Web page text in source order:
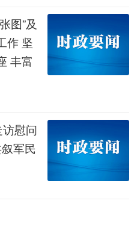
底的生态经济，推
，开发林业碳汇产
创新绿色金融产
配机制，让生态红
编辑：董满
图”及
作 坚
丰富
访慰问